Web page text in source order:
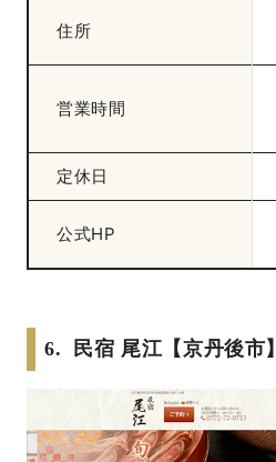
住所
営業時間
定休日
公式HP
6. 民宿 尾江【京丹後市】